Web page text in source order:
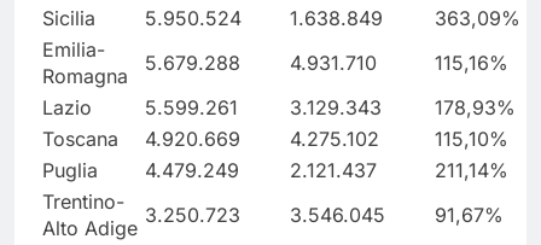
Sicilia
5.950.524 1.638.849
363,09%
Emilia-
Romagna
5.679.288 4.931.710
115,16%
Lazio
5.599.261 3.129.343
178,93%
Toscana
4.920.669 4.275.102
115,10%
Puglia
4.479.249 2.121.437
211,14%
Trentino-
Alto Adige
3.250.723 3.546.045
91,67%